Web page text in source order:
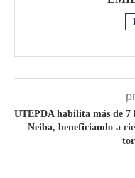
UTEPDA habilita más de 7
Neiba, beneficiando a